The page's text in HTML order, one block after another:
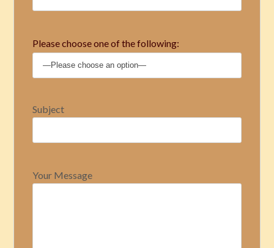
Please choose one of the following:
Subject
Your Message